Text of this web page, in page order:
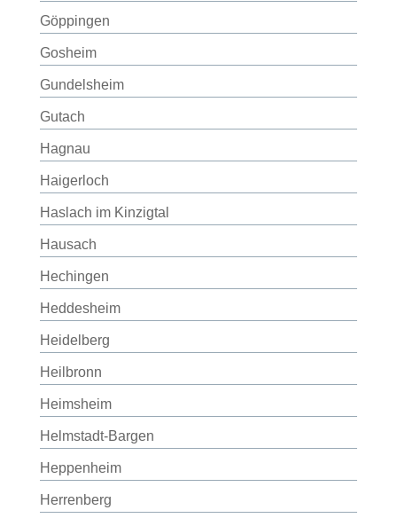
Göppingen
Gosheim
Gundelsheim
Gutach
Hagnau
Haigerloch
Haslach im Kinzigtal
Hausach
Hechingen
Heddesheim
Heidelberg
Heilbronn
Heimsheim
Helmstadt-Bargen
Heppenheim
Herrenberg